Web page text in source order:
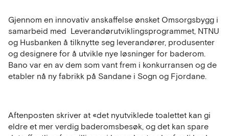
Gjennom en innovativ anskaffelse ønsket Omsorgsbygg i
samarbeid med Leverandørutviklingsprogrammet, NTNU
og Husbanken å tilknytte seg leverandører, produsenter
og designere for å utvikle nye løsninger for baderom.
Bano var en av dem som vant frem i konkurransen og de
etabler nå ny fabrikk på Sandane i Sogn og Fjordane.
Aftenposten skriver at «det nyutviklede toalettet kan gi
eldre et mer verdig baderomsbesøk, og det kan spare